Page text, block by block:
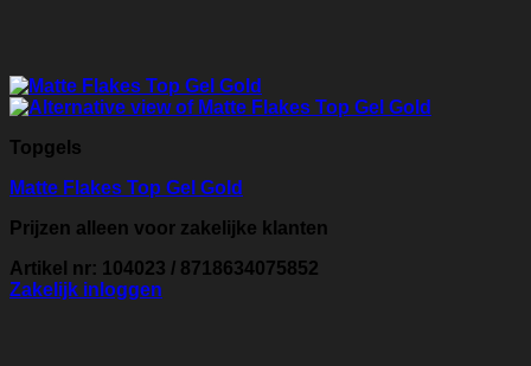
Topgels
Matte Flakes Top Gel Gold
Prijzen alleen voor zakelijke klanten
Artikel nr: 104023 / 8718634075852
Zakelijk inloggen